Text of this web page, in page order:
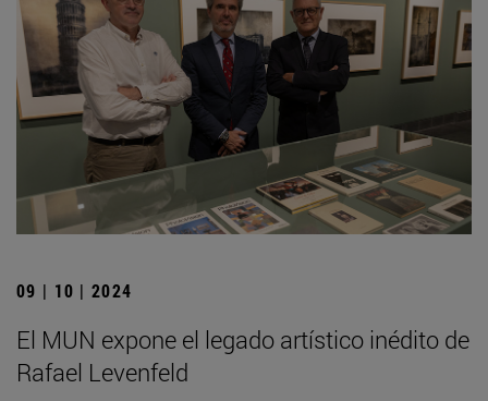
09 | 10 | 2024
El MUN expone el legado artístico inédito de
Rafael Levenfeld